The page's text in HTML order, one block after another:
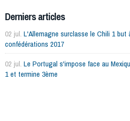
Derniers articles
02 jul. L'Allemagne surclasse le Chili 1
confédérations 2017
02 jul. Le Portugal s'impose face au
1 et termine 3ème